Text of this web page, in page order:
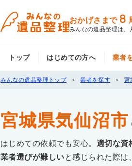
おかげさまで 8
みんなの遺品整理は、
トップ はじめての方へ 業者
みんなの遺品整理トップ 業者を探す 宮
宮城県気仙沼市
はじめての依頼でも安心。 適切な資
業者選びが難しいと感じられた際は